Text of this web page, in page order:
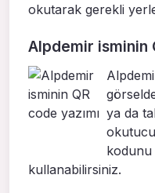
okutarak gerekli
Alpdemir isminin
ya da
kullanabilirsiniz.